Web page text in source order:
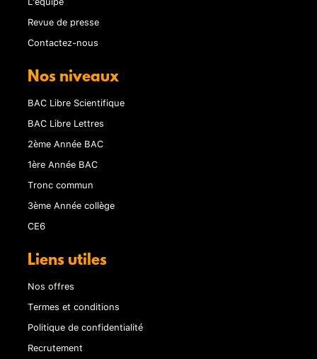
Revue de presse
Contactez-nous
Nos niveaux
BAC Libre Scientifique
BAC Libre Lettres
2ème Année BAC
1ère Année BAC
Tronc commun
3ème Année collège
CE6
Liens utiles
Nos offres
Termes et conditions
Politique de confidentialité
Recrutement